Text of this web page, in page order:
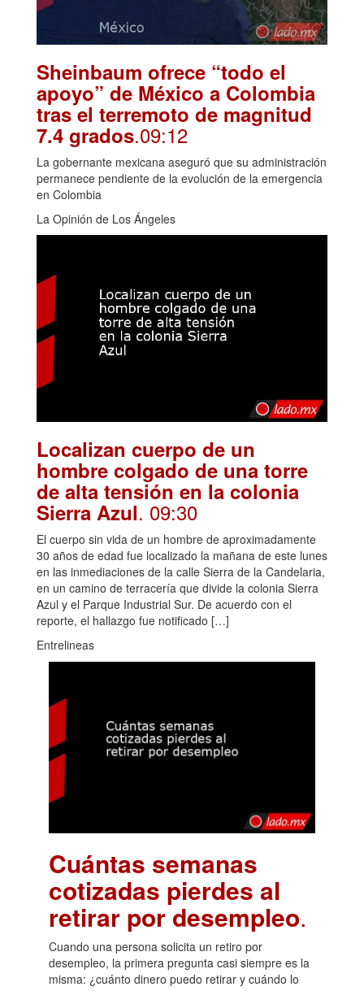
Sheinbaum ofrece “todo el
apoyo” de México a Colombia
tras el terremoto de magnitud
7.4 grados.09:12
La gobernante mexicana aseguró que su administración
permanece pendiente de la evolución de la emergencia
en Colombia
La Opinión de Los Ángeles
Localizan cuerpo de un
hombre colgado de una torre
de alta tensión en la colonia
Sierra Azul. 09:30
El cuerpo sin vida de un hombre de aproximadamente
30 años de edad fue localizado la mañana de este lunes
en las inmediaciones de la calle Sierra de la Candelaria,
en un camino de terracería que divide la colonia Sierra
Azul y el Parque Industrial Sur. De acuerdo con el
reporte, el hallazgo fue notificado […]
Entrelineas
Cuántas semanas
cotizadas pierdes al
retirar por desempleo.
Cuando una persona solicita un retiro por
desempleo, la primera pregunta casi siempre es la
misma: ¿cuánto dinero puedo retirar y cuándo lo